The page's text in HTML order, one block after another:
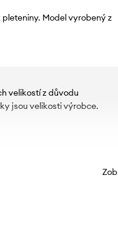
Model vyrobený z
velikostí z důvodu
jsou velikosti výrobce.